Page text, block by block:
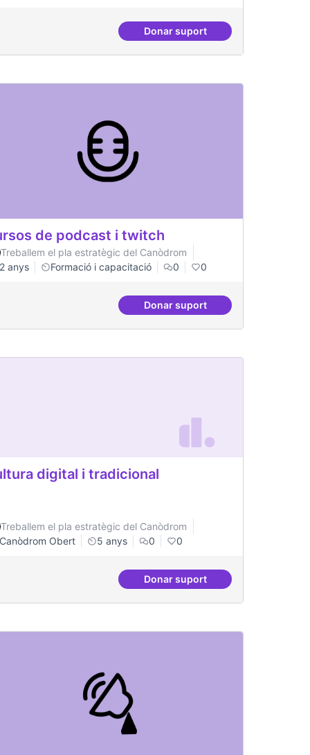
pública Donar suportDefinició del currículum del
de podcast i twitch
Treballem el pla estratègic del Canòdrom
2 anys
Formació i capacitació 0 0
Donar suportCursos de podcast i twitch
digital i tradicional
Treballem el pla estratègic del Canòdrom
Canòdrom Obert
5 anys 0 0
Donar suportCultura digital i tradicional